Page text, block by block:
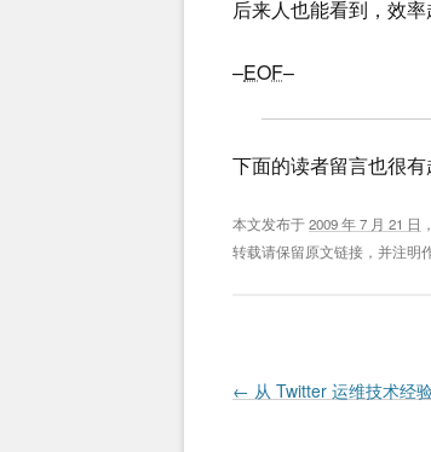
后来人也能看到，效
–EOF–
下面的读者留言也很有
本文发布于2009 年 7 月 21 日
转载请保留原文链接，并注明
Post navigation
← 从 Twitter 运维技术经